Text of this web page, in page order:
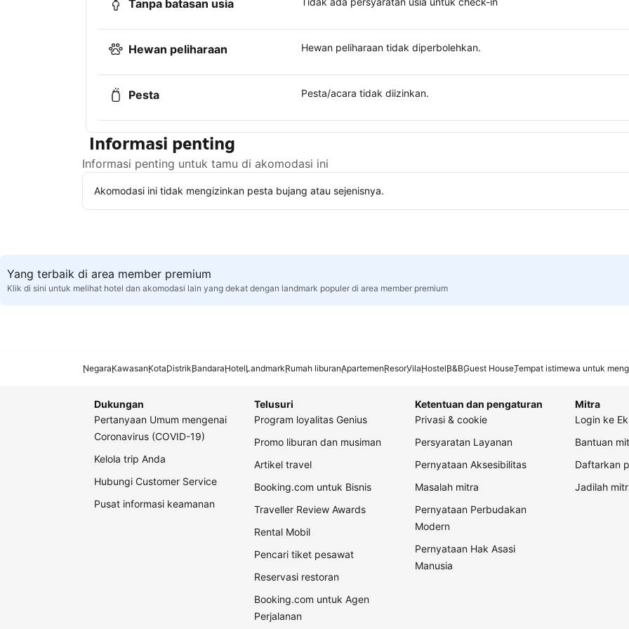
Tanpa batasan usia
Hewan peliharaan Hewan peliharaan tidak diperbolehkan.
Pesta Pesta/acara tidak diizinkan.
Informasi penting
Informasi penting untuk tamu di akomodasi ini
Akomodasi ini tidak mengizinkan pesta bujang atau sejenisnya.
Yang terbaik di area member premium
Klik di sini untuk melihat hotel dan akomodasi lain yang dekat dengan landmark populer di area member premium
NegaraKawasanKotaDistrikBandaraHotelLandmarkRumah liburanApartemenResorVilaHostelB&BGuest HouseTempat istimewa untuk
Dukungan
Pertanyaan Umum mengenai
Coronavirus (COVID-19)
Kelola trip Anda
Hubungi Customer Service
Pusat informasi keamanan
Telusuri
Program loyalitas Genius
Promo liburan dan musiman
Artikel travel
Booking.com untuk Bisnis
Traveller Review Awards
Rental Mobil
Pencari tiket pesawat
Reservasi restoran
Booking.com untuk Agen
Perjalanan
Ketentuan dan pengaturan
Privasi & cookie
Persyaratan Layanan
Pernyataan Aksesibilitas
Masalah mitra
Pernyataan Perbudakan
Modern
Pernyataan Hak Asasi
Manusia
Mitra
Login ke
Bantuan
Daftarkan
Jadilah